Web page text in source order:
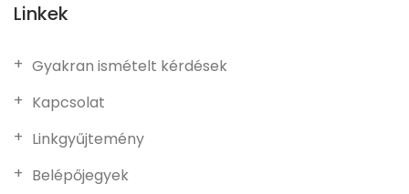
Linkek
Gyakran ismételt kérdések
Kapcsolat
Linkgyűjtemény
Belépőjegyek